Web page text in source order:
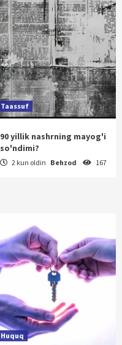
Taassuf
90 yillik nashrning mayog'i
so'ndimi?
2 kun oldin Behzod 167
Huquq